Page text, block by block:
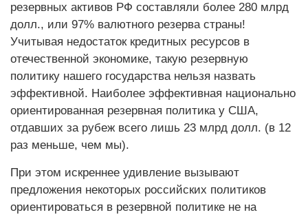
резервных активов РФ составляли более 280 млрд
долл., или 97% валютного резерва страны!
Учитывая недостаток кредитных ресурсов в
отечественной экономике, такую резервную
политику нашего государства нельзя назвать
эффективной. Наиболее эффективная национально
ориентированная резервная политика у США,
отдавших за рубеж всего лишь 23 млрд долл. (в 12
раз меньше, чем мы).
При этом искреннее удивление вызывают
предложения некоторых российских политиков
ориентироваться в резервной политике не на